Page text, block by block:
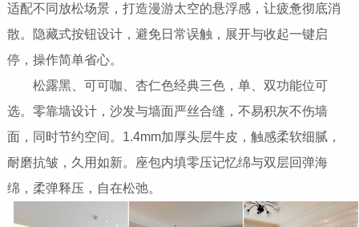
适配不同放松场景，打造漫游太空的悬浮感，让疲惫彻底消
散。隐藏式按钮设计，避免日常误触，展开与收起一键启
停，操作简单省心。
松露黑、可可咖、杏仁色经典三色，单、双功能位可
选。零靠墙设计，沙发与墙面严丝合缝，不易积灰不伤墙
面，同时节约空间。1.4mm加厚头层牛皮，触感柔软细腻，
耐磨抗皱，久用如新。座包内填零压记忆绵与双层回弹海
绵，柔弹释压，自在松弛。